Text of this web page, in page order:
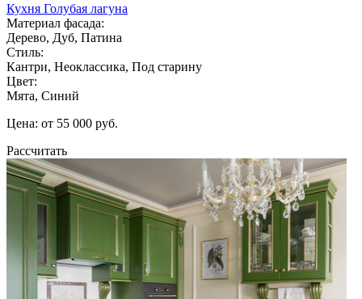
Кухня Голубая лагуна
Материал фасада:
Дерево, Дуб, Патина
Стиль:
Кантри, Неоклассика, Под старину
Цвет:
Мята, Синий
Цена: от 55 000 руб.
Рассчитать